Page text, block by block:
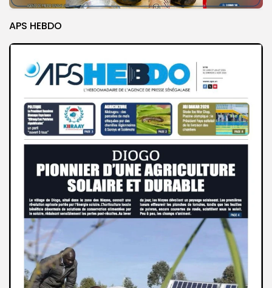
APS HEBDO